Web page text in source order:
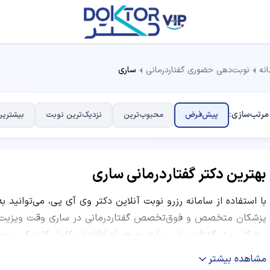
نوبت‌دهی حضوری گفتاردرمانی ساری
مرتب‌سازی: پیش‌فرض محبوب‌ترین نزدیک‌ترین نوبت
بهترین دکتر گفتاردرمانی ساری
با استفاده از سامانه رزرو نوبت آنلاین دکتر وی آی پی،
پزشکان متخصص و فوق‌تخصص گفتاردرمانی در ساری وقت ویزیت
پزشکان برتر گفتاردرمانی ساری به همراه اطلاعات کامل کلینیک
ساعات کاری و نظرات بیماران قبلی ارائه شده است. شما می‌توانید
مشاهده بیشتر